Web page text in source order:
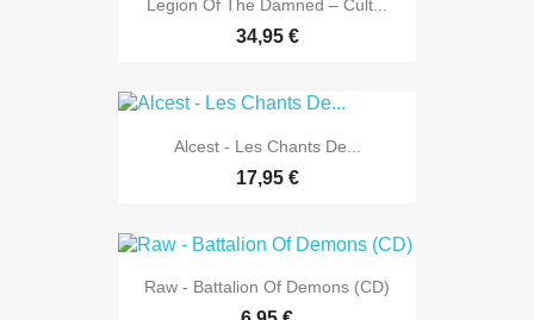
Legion Of The Damned – Cult...
34,95 €
Alcest - Les Chants De...
17,95 €
Raw - Battalion Of Demons (CD)